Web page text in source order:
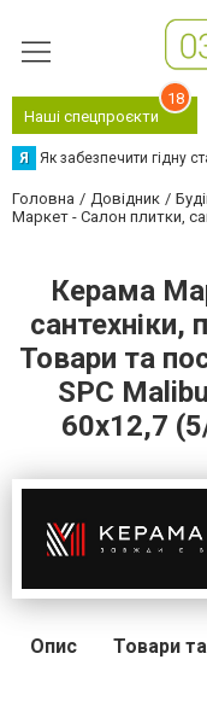
Наші спецпроєкти
18
Я Як забезпечити гідну
Головна Довідник
Маркет - Салон плитки,
Керама
сантехніки,
Товари та
SPC
60x12,7
Опис Товари